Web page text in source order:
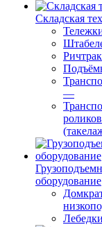
Складская
—
оборудование